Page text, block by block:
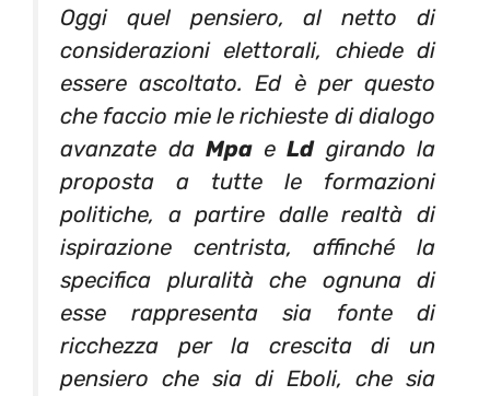
Oggi quel pensiero, al netto di
considerazioni elettorali, chiede di
essere ascoltato. Ed è per questo
che faccio mie le richieste di dialogo
avanzate da Mpa e Ldgirando la
proposta a tutte le formazioni
politiche, a partire dalle realtà di
ispirazione centrista, affinché la
specifica pluralità che ognuna di
esse rappresenta sia fonte di
ricchezza per la crescita di un
pensiero che sia di Eboli, che sia